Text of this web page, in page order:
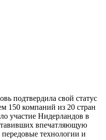
подтвердила свой статус
150 компаний из 20 стран
участие Нидерландов в
впечатляющую
технологии и